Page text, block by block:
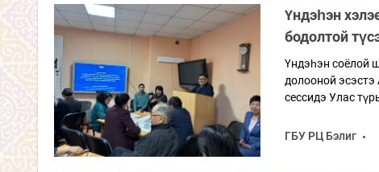
Үндэһэн
бодолтой
Үндэһэн соёлой
долооной
сессидэ Улас
ГБУ РЦ Бэлиг